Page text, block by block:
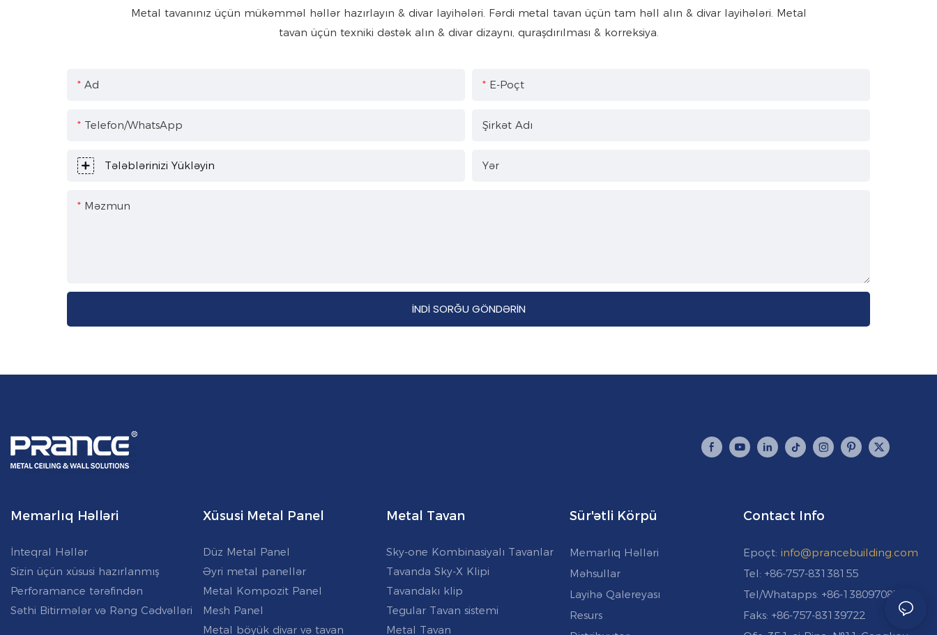
Metal tavanınız üçün mükəmməl həllər hazırlayın & divar layihələri. Fərdi metal tavan üçün tam həll alın & divar layihələri. Metal
tavan üçün texniki dəstək alın & divar dizaynı, quraşdırılması & korreksiya.
Ad E-Poçt
Telefon/WhatsApp Şirkət Adı
Tələblərinizi Yükləyin Yər
Məzmun
İNDI SORĞU GÖNDƏRIN
Memarlıq Həlləri
İnteqral Həllər
Sizin üçün xüsusi hazırlanmış
Perforamance tərəfindən
Səthi Bitirmələr və Rəng Cədvəlləri
Xüsusi Metal Panel
Düz Metal Panel
Əyri metal panellər
Metal Kompozit Panel
Mesh Panel
Metal böyük divar və tavan
Metal Tavan
Sky-one Kombinasiyalı Tavanlar
Tavanda Sky-X Klipi
Tavandakı klip
Tegular Tavan sistemi
Metal Tavan
Sür'ətli Körpü
Memarlıq Həlləri
Məhsullar
Layihə Qalereyası
Resurs
Contact Info
Epoçt:info@prancebuilding.com
Tel: +86-757-83138155
Tel/Whatapps: +86-13809708787
Faks: +86-757-83139722